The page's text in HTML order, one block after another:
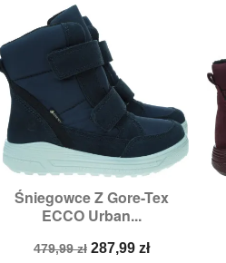
Śniegowce Z Gore-Tex
ECCO Urban...
Cena
479,99 zł Cena
287,99 zł
Szybki podgląd
Rozmiary:39